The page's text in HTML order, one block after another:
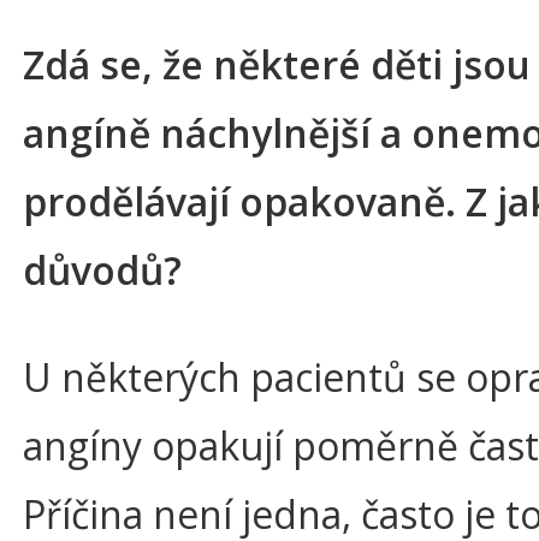
Zdá se, že některé děti
angíně náchylnější a
prodělávají opakovaně. Z
důvodů?
U některých pacientů se
angíny opakují poměrně
Příčina není jedna, často je